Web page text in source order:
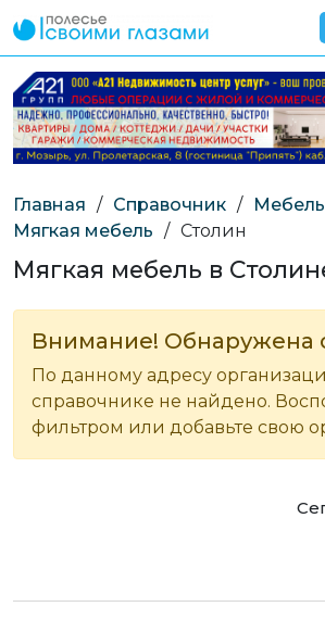
Главная / Справочник /
Мягкая мебель / Столин
Мягкая мебель в
Внимание! Обнаружена
По данному адресу
справочнике не найдено.
фильтром или добавьте свою